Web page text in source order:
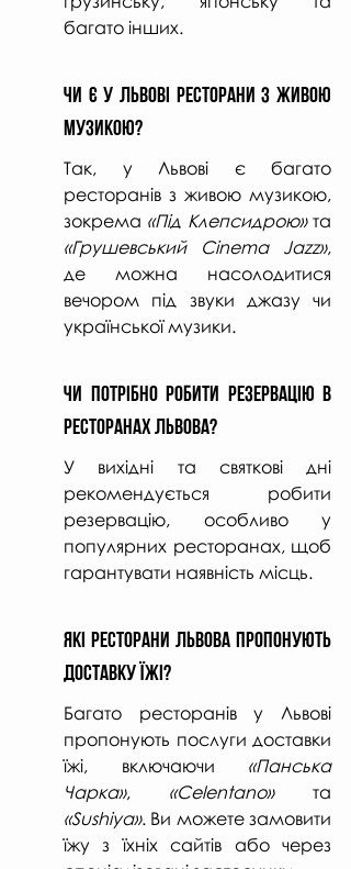
багато інших.
Чи Є у Львові Ресторани з Живою
Музикою?
Так, у Львові є багато
ресторанів з живою музикою,
зокрема «Під Клепсидрою»
«Грушевський Cinema Jazz»,
де можна насолодитися
вечором під звуки джазу чи
української музики.
Чи Потрібно Робити Резервацію в
Ресторанах Львова?
У вихідні та святкові дні
рекомендується робити
резервацію, особливо у
популярних ресторанах, щоб
гарантувати наявність місць.
Які Ресторани Львова Пропонують
Доставку Їжі?
Багато ресторанів у Львові
пропонують послуги доставки
їжі, включаючи «Панська
Чарка», «Celentano»
«Sushiya». Ви можете замовити
їжу з їхніх сайтів або через